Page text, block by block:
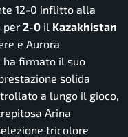
12-0 inflitto alla
per 2-0 il Kazakhistan
e Aurora
ha firmato il suo
solida
a lungo il gioco,
Arina
tricolore